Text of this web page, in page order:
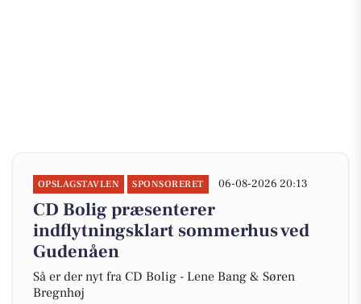
OPSLAGSTAVLEN SPONSORERET 06-08-2026 20:13
CD Bolig præsenterer
indflytningsklart sommerhus ved
Gudenåen
Så er der nyt fra CD Bolig - Lene Bang & Søren
Bregnhøj